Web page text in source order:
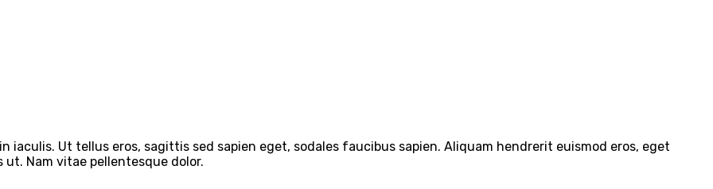
iaculis. Ut tellus eros, sagittis sed sapien eget, sodales faucibus sapien. Aliquam hendrerit euismod eros, eget
Nam vitae pellentesque dolor.